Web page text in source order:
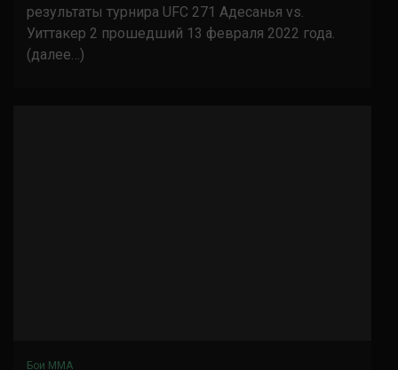
результаты турнира UFC 271 Адесанья vs.
Уиттакер 2 прошедший 13 февраля 2022 года.
(далее…)
Бои ММА